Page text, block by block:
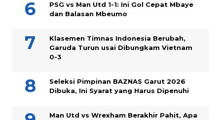
PSG vs Man Utd 1-1: Ini Gol Cepat Mbaye
dan Balasan Mbeumo
Klasemen Timnas Indonesia Berubah,
Garuda Turun usai Dibungkam Vietnam
0-3
Seleksi Pimpinan BAZNAS Garut 2026
Dibuka, Ini Syarat yang Harus Dipenuhi
Man Utd vs Wrexham Berakhir Pahit, Apa